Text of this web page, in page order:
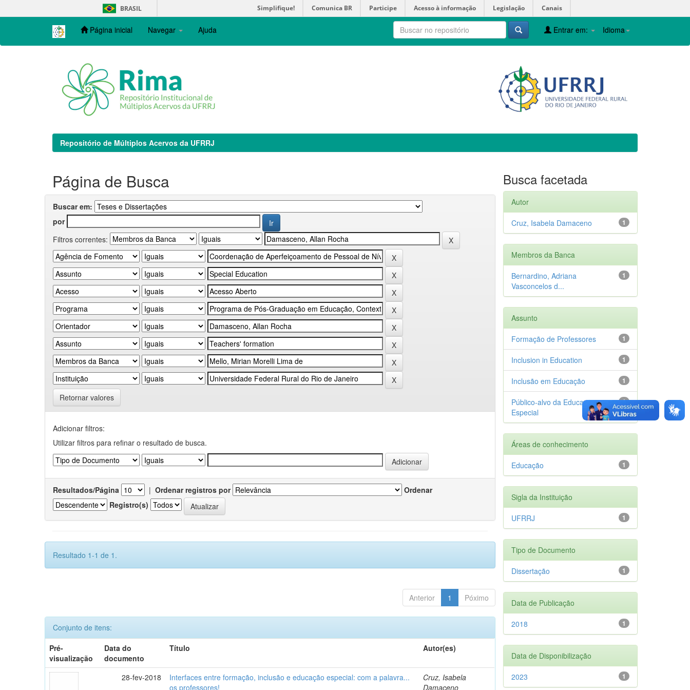
navigation
BRASIL Simplifique! Comunica BR Participe Acesso à informação Legislação Canais
Página inicial Navegar Ajuda Idioma
Entrar em:
Repositório de Múltiplos Acervos da UFRRJ
Página de Busca
Buscar em:
por
Filtros correntes:
Retornar valores
Adicionar filtros:
Utilizar filtros para refinar o resultado de busca.
Resultados/Página | Ordenar registros por
Ordenar
Registro(s)
Resultado 1-1 de 1.
Anterior 1 Póximo
Conjunto de itens:
Pré-
visualização
Data do
documento
Título Autor(es)
28-fev-2018
Interfaces entre formação, inclusão e educação especial: com a palavra...
os professores!
Cruz, Isabela
Damaceno
Busca facetada
Autor
1
Cruz, Isabela Damaceno
Membros da Banca
1
Bernardino, Adriana
Vasconcelos d...
Assunto
1
Formação de Professores
1
Inclusion in Education
1
Inclusão em Educação
1
Público-alvo da Educação
Especial
Áreas de conhecimento
1
Educação
Sigla da Instituição
1
UFRRJ
Tipo de Documento
1
Dissertação
Data de Publicação
1
2018
Data de Disponibilização
1
2023